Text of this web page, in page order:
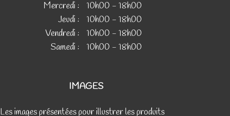
Mercredi :
10h00 - 18h00
Jeudi :
10h00 - 18h00
Vendredi :
10h00 - 18h00
Samedi :
10h00 - 18h00
IMAGES
Les images présentées pour illustrer les produits